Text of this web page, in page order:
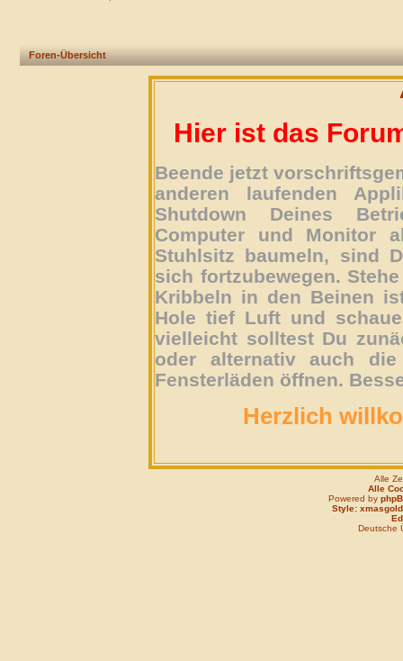
Foren-Übersicht
Hier ist das
Beende jetzt
anderen laufenden
Shutdown Deines
Computer und Monitor
Stuhlsitz baumeln, sind
sich fortzubewegen.
Kribbeln in den Beinen
Hole tief Luft und
vielleicht solltest Du
oder alternativ auch
Fensterläden öffnen.
Herzlich
Alle
Alle
Powered by
Style: xmasgold
Deutsche